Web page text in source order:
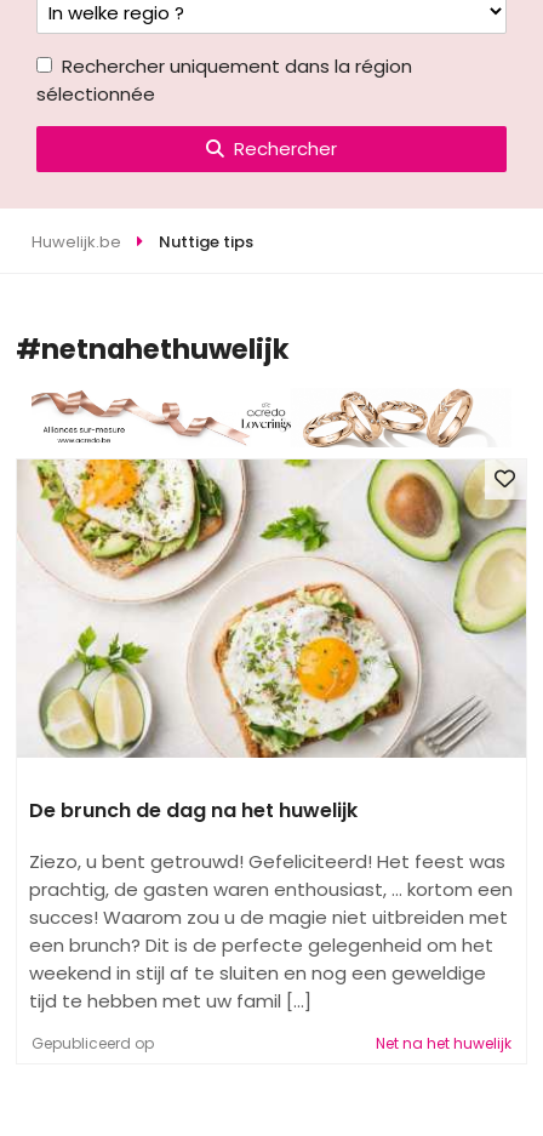
Rechercher uniquement dans la région
sélectionnée
Rechercher
Huwelijk.be Nuttige tips
#netnahethuwelijk
De brunch de dag na het huwelijk
Ziezo, u bent getrouwd! Gefeliciteerd! Het feest was
prachtig, de gasten waren enthousiast, ... kortom een
​​succes! Waarom zou u de magie niet uitbreiden met
een brunch? Dit is de perfecte gelegenheid om het
weekend in stijl af te sluiten en nog een geweldige
tijd te hebben met uw famil [...]
Gepubliceerd op Net na het huwelijk